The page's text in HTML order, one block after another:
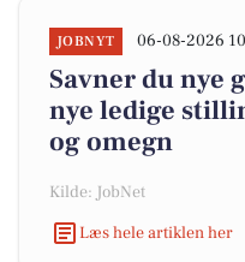
JOBNYT 06-08-2026
Savner du nye
nye ledige
og omegn
Kilde: JobNet
Læs hele artiklen her